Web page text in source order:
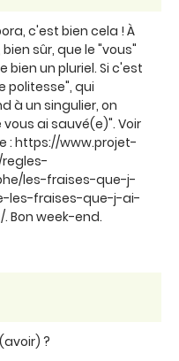
c'est bien cela ! À
sûr, que le "vous"
bien un pluriel. Si c'est
politesse", qui
à un singulier, on
vous ai sauvé(e)". Voir
: https://www.projet-
les-fraises-que-j-
les-fraises-que-j-ai-
Bon week-end.
?